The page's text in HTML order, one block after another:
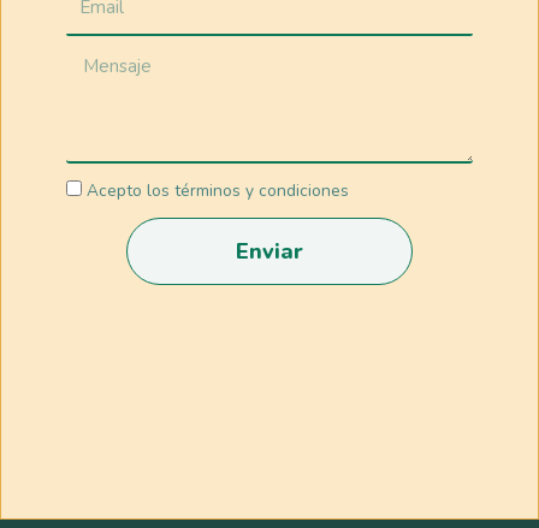
Acepto los términos y condiciones
Enviar